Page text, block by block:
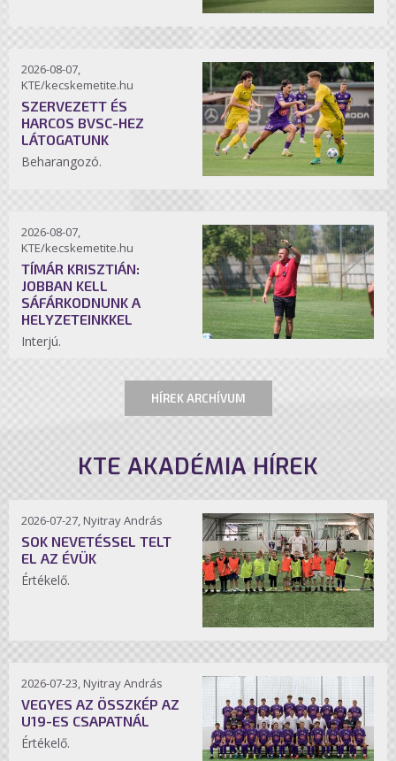
2026-08-07,
KTE/kecskemetite.hu
SZERVEZETT ÉS
HARCOS BVSC-HEZ
LÁTOGATUNK
Beharangozó.
2026-08-07,
KTE/kecskemetite.hu
TÍMÁR KRISZTIÁN:
JOBBAN KELL
SÁFÁRKODNUNK A
HELYZETEINKKEL
Interjú.
HÍREK ARCHÍVUM
KTE AKADÉMIA HÍREK
2026-07-27, Nyitray András
SOK NEVETÉSSEL TELT
EL AZ ÉVÜK
Értékelő.
2026-07-23, Nyitray András
VEGYES AZ ÖSSZKÉP AZ
U19-ES CSAPATNÁL
Értékelő.